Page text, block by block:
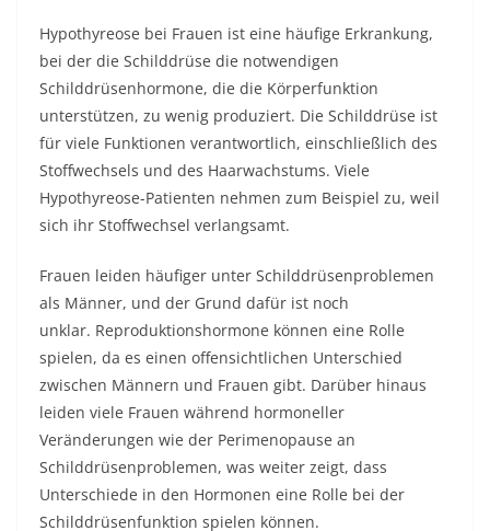
Hypothyreose bei Frauen ist eine häufige Erkrankung,
bei der die Schilddrüse die notwendigen
Schilddrüsenhormone, die die Körperfunktion
unterstützen, zu wenig produziert. Die Schilddrüse ist
für viele Funktionen verantwortlich, einschließlich des
Stoffwechsels und des Haarwachstums. Viele
Hypothyreose-Patienten nehmen zum Beispiel zu, weil
sich ihr Stoffwechsel verlangsamt.
Frauen leiden häufiger unter Schilddrüsenproblemen
als Männer, und der Grund dafür ist noch
unklar. Reproduktionshormone können eine Rolle
spielen, da es einen offensichtlichen Unterschied
zwischen Männern und Frauen gibt. Darüber hinaus
leiden viele Frauen während hormoneller
Veränderungen wie der Perimenopause an
Schilddrüsenproblemen, was weiter zeigt, dass
Unterschiede in den Hormonen eine Rolle bei der
Schilddrüsenfunktion spielen können.